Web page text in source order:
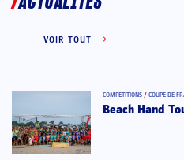
VOIR TOUT
COMPÉTITIONS / COUPE DE
Beach Hand